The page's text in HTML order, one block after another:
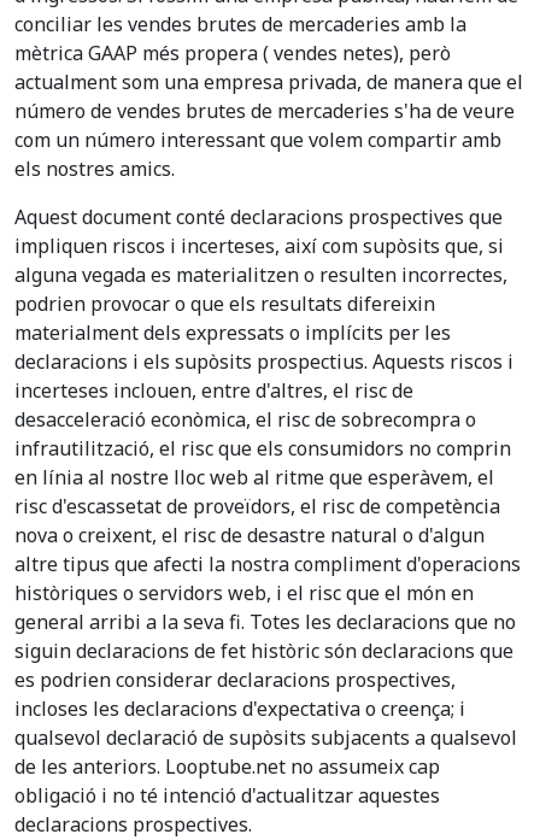
conciliar les vendes brutes de mercaderies amb la
mètrica GAAP més propera ( vendes netes), però
actualment som una empresa privada, de manera que el
número de vendes brutes de mercaderies s'ha de veure
com un número interessant que volem compartir amb
els nostres amics.
Aquest document conté declaracions prospectives que
impliquen riscos i incerteses, així com supòsits que, si
alguna vegada es materialitzen o resulten incorrectes,
podrien provocar o que els resultats difereixin
materialment dels expressats o implícits per les
declaracions i els supòsits prospectius. Aquests riscos i
incerteses inclouen, entre d'altres, el risc de
desacceleració econòmica, el risc de sobrecompra o
infrautilització, el risc que els consumidors no comprin
en línia al nostre lloc web al ritme que esperàvem, el
risc d'escassetat de proveïdors, el risc de competència
nova o creixent, el risc de desastre natural o d'algun
altre tipus que afecti la nostra compliment d'operacions
històriques o servidors web, i el risc que el món en
general arribi a la seva fi. Totes les declaracions que no
siguin declaracions de fet històric són declaracions que
es podrien considerar declaracions prospectives,
incloses les declaracions d'expectativa o creença; i
qualsevol declaració de supòsits subjacents a qualsevol
de les anteriors. Looptube.net no assumeix cap
obligació i no té intenció d'actualitzar aquestes
declaracions prospectives.